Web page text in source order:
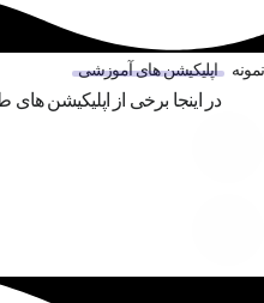
نمونه اپلیکیشن های آموزشی
در اینجا برخی از اپلیکیشن